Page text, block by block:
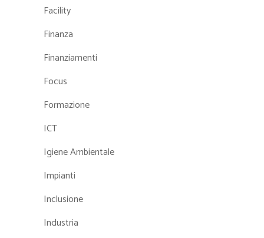
Facility
Finanza
Finanziamenti
Focus
Formazione
ICT
Igiene Ambientale
Impianti
Inclusione
Industria